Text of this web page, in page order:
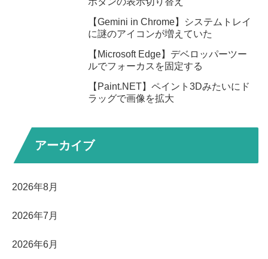
【Gemini in Chrome】システムトレイ
に謎のアイコンが増えていた
【Microsoft Edge】デベロッパーツー
ルでフォーカスを固定する
【Paint.NET】ペイント3Dみたいにド
ラッグで画像を拡大
アーカイブ
2026年8月
2026年7月
2026年6月